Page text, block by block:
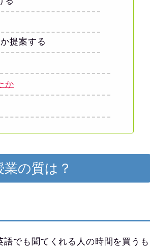
提案する
か
の質は？
でも聞てくれる人の時間を買うも